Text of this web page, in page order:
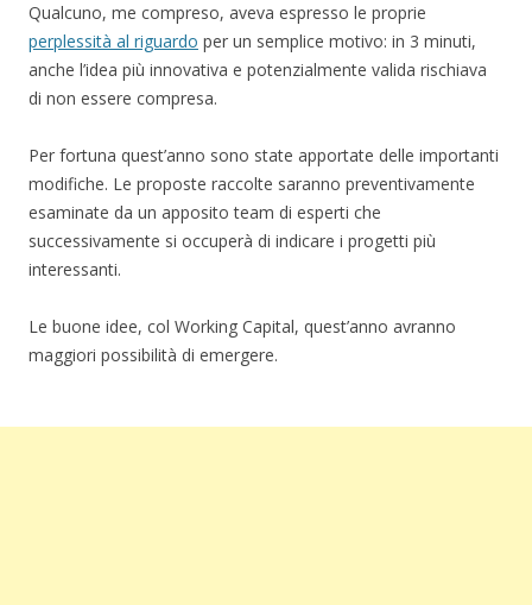
Qualcuno, me compreso, aveva espresso le proprie
perplessità al riguardo per un semplice motivo: in 3 minuti,
anche l’idea più innovativa e potenzialmente valida rischiava
di non essere compresa.
Per fortuna quest’anno sono state apportate delle importanti
modifiche. Le proposte raccolte saranno preventivamente
esaminate da un apposito team di esperti che
successivamente si occuperà di indicare i progetti più
interessanti.
Le buone idee, col Working Capital, quest’anno avranno
maggiori possibilità di emergere.